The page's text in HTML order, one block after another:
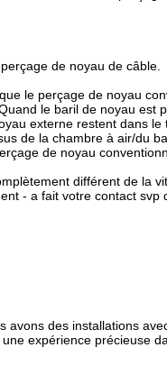
de noyau de câble.
le perçage de noyau
le baril de noyau
externe restent dans
de la chambre à air/du
de noyau
différent de la
- a fait votre contact
des installations
expérience précieuse